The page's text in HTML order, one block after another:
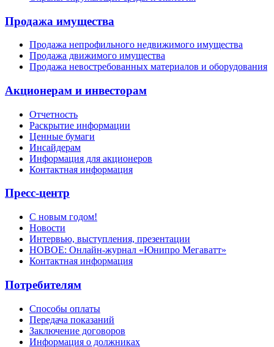
Продажа имущества
Продажа непрофильного недвижимого имущества
Продажа движимого имущества
Продажа невостребованных материалов и оборудования
Акционерам и инвесторам
Отчетность
Раскрытие информации
Ценные бумаги
Инсайдерам
Информация для акционеров
Контактная информация
Пресс-центр
С новым годом!
Новости
Интервью, выступления, презентации
НОВОЕ: Онлайн-журнал «Юнипро Мегаватт»
Контактная информация
Потребителям
Способы оплаты
Передача показаний
Заключение договоров
Информация о должниках